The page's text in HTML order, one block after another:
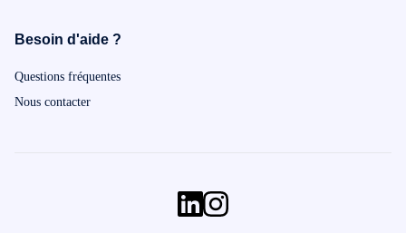
Besoin d'aide ?
Questions fréquentes
Nous contacter